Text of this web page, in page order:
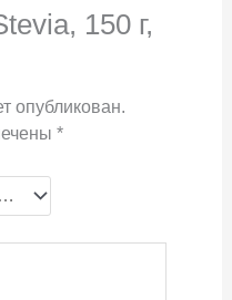
150 г,
опубликован.
*